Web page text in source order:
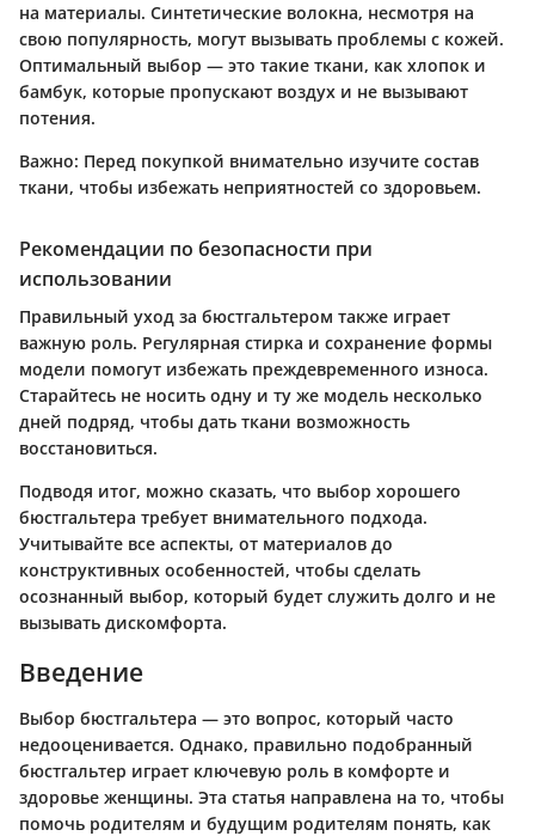
на материалы. Синтетические волокна, несмотря на
свою популярность, могут вызывать проблемы с кожей.
Оптимальный выбор — это такие ткани, как хлопок и
бамбук, которые пропускают воздух и не вызывают
потения.
Важно: Перед покупкой внимательно изучите состав
ткани, чтобы избежать неприятностей со здоровьем.
Рекомендации по безопасности при
использовании
Правильный уход за бюстгальтером также играет
важную роль. Регулярная стирка и сохранение формы
модели помогут избежать преждевременного износа.
Старайтесь не носить одну и ту же модель несколько
дней подряд, чтобы дать ткани возможность
восстановиться.
Подводя итог, можно сказать, что выбор хорошего
бюстгальтера требует внимательного подхода.
Учитывайте все аспекты, от материалов до
конструктивных особенностей, чтобы сделать
осознанный выбор, который будет служить долго и не
вызывать дискомфорта.
Введение
Выбор бюстгальтера — это вопрос, который часто
недооценивается. Однако, правильно подобранный
бюстгальтер играет ключевую роль в комфорте и
здоровье женщины. Эта статья направлена на то, чтобы
помочь родителям и будущим родителям понять, как